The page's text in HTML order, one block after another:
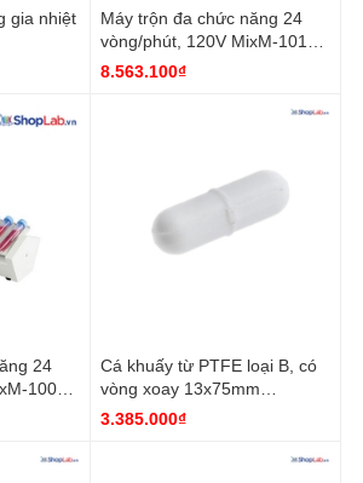
gia nhiệt
Máy trộn đa chức năng 24
vòng/phút, 120V MixM-101
DH.MixM0101 DaiHan
8.563.100₫
24
100
Cá khuấy từ PTFE loại B, có
vòng xoay 13x75mm
Finetech
3.385.000₫